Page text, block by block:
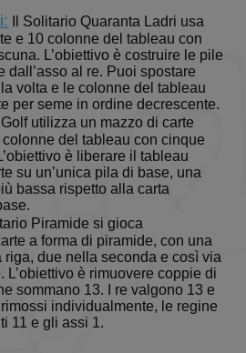
Il Solitario Quaranta Ladri usa
e 10 colonne del tableau con
L’obiettivo è costruire le pile
dall’asso al re. Puoi spostare
volta e le colonne del tableau
per seme in ordine decrescente.
utilizza un mazzo di carte
del tableau con cinque
è liberare il tableau
su un’unica pila di base, una
bassa rispetto alla carta
Piramide si gioca
a forma di piramide, con una
riga, due nella seconda e così via
L’obiettivo è rimuovere coppie di
sommano 13. I re valgono 13 e
individualmente, le regine
11 e gli assi 1.